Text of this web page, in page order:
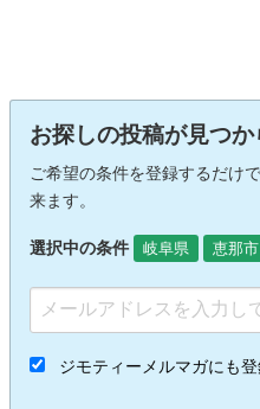
お探しの投稿が見つ
ご希望の条件を登録するだけ
来ます。
選択中の条件 岐阜県 恵那市
ジモティーメルマガにも